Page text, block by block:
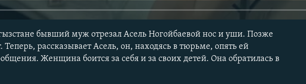
бывший муж отрезал Асель Ногойбаевой нос и уши. Позже
Теперь, рассказывает Асель, он, находясь в тюрьме, опять ей
Женщина боится за себя и за своих детей. Она обратилась в